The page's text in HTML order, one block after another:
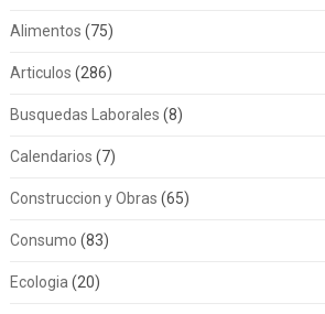
Alimentos (75)
Articulos (286)
Busquedas Laborales (8)
Calendarios (7)
Construccion y Obras (65)
Consumo (83)
Ecologia(20)